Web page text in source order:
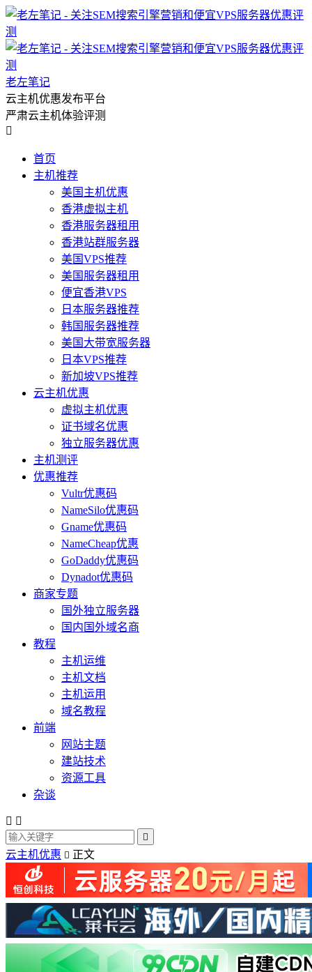
老左笔记
云主机优惠发布平台
严肃云主机体验评测

首页
主机推荐
美国主机优惠
香港虚拟主机
香港服务器租用
香港站群服务器
美国VPS推荐
美国服务器租用
便宜香港VPS
日本服务器推荐
韩国服务器推荐
美国大带宽服务器
日本VPS推荐
新加坡VPS推荐
云主机优惠
虚拟主机优惠
证书域名优惠
独立服务器优惠
主机测评
优惠推荐
Vultr优惠码
NameSilo优惠码
Gname优惠码
NameCheap优惠
GoDaddy优惠码
Dynadot优惠码
商家专题
国外独立服务器
国内国外域名商
教程
主机运维
主机文档
主机运用
域名教程
前端
网站主题
建站技术
资源工具
杂谈
 

云主机优惠  正文